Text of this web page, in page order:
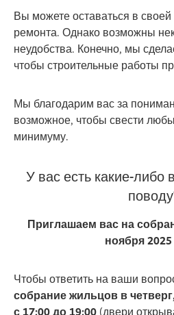
Вы можете оставаться в
ремонта. Однако возможны
неудобства. Конечно, мы
чтобы строительные работы
Мы благодарим вас за
возможное, чтобы свести
минимуму.
У вас есть какие-либо
Приглашаем вас на
ноября 2025
Чтобы ответить на ваши
собрание жильцов в
с 17:00 до 19:00 (двери